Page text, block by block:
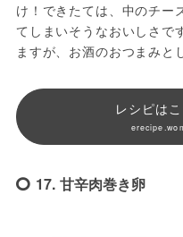
け！できたては、中のチー
てしまいそうなおいしさで
ますが、お酒のおつまみと
レシピは
17. 甘辛肉巻き卵